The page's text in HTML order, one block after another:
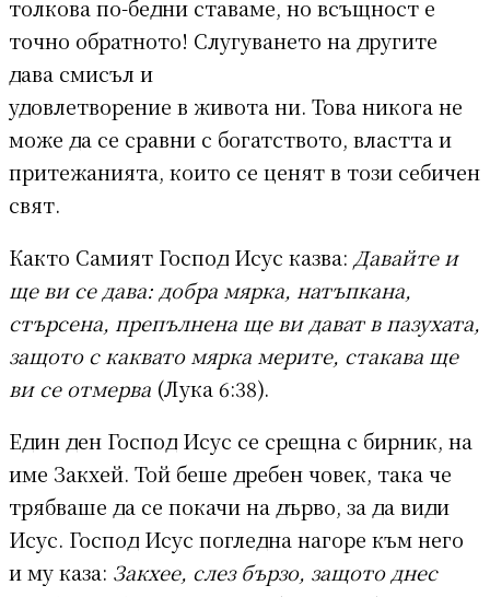
толкова по-бедни ставаме, но всъщност е
точно обратното! Слугуването на другите
дава смисъл и
удовлетворение в живота ни. Това никога не
може да се сравни с богатството, властта и
притежанията, които се ценят в този себичен
свят.
Както Самият Господ Исус казва: Давайте и
ще ви се дава: добра мярка, натъпкана,
стърсена, препълнена ще ви дават в пазухата,
защото с каквато мярка мерите, стакава ще
ви се отмерва (Лука 6:38).
Един ден Господ Исус се срещна с бирник, на
име Закхей. Той беше дребен човек, така че
трябваше да се покачи на дърво, за да види
Исус. Господ Исус погледна нагоре към него
и му каза: Закхее, слез бързо, защото днес